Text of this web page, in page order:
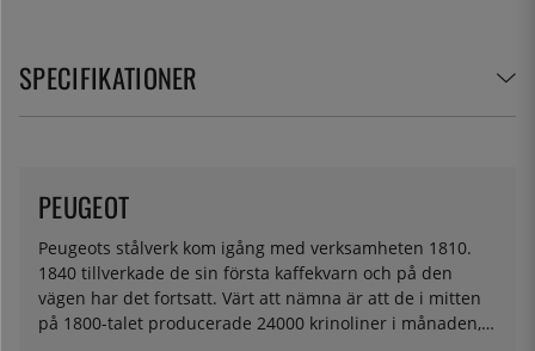
SPECIFIKATIONER
Peugeots stålverk kom igång med verksamheten 1810.
1840 tillverkade de sin första kaffekvarn och på den
vägen har det fortsatt. Värt att nämna är att de i mitten
på 1800-talet producerade 24000 krinoliner i månaden,
PEUGEOT